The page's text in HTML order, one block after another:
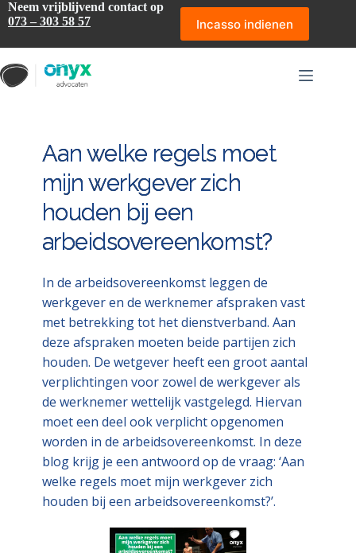
Ga
naar
inhoud
Neem vrijblijvend contact op
073 – 303 58 57
Incasso indienen
Aan welke regels moet
mijn werkgever zich
houden bij een
arbeidsovereenkomst?
In de arbeidsovereenkomst leggen de
werkgever en de werknemer afspraken vast
met betrekking tot het dienstverband. Aan
deze afspraken moeten beide partijen zich
houden. De wetgever heeft een groot aantal
verplichtingen voor zowel de werkgever als
de werknemer wettelijk vastgelegd. Hiervan
moet een deel ook verplicht opgenomen
worden in de arbeidsovereenkomst. In deze
blog krijg je een antwoord op de vraag: ‘Aan
welke regels moet mijn werkgever zich
houden bij een arbeidsovereenkomst?’.